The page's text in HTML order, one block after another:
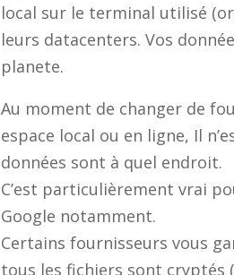
local sur le terminal utilisé
leurs datacenters. Vos
planete.
Au moment de changer de
espace local ou en ligne, Il
données sont à quel endroit.
C’est particulièrement vrai
Google notamment.
Certains fournisseurs vous
tous les fichiers sont cryptés